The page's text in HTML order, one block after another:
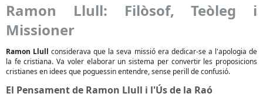
Ramon Llull: Filòsof, Teòleg i
Missioner
Ramon Llull considerava que la seva missió era dedicar-se a l'apologia de
la fe cristiana. Va voler elaborar un sistema per convertir les proposicions
cristianes en idees que poguessin entendre, sense perill de confusió.
El Pensament de Ramon Llull i l'Ús de la Raó